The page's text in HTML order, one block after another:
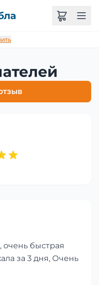
очень быстрая
за 3 дня, Очень